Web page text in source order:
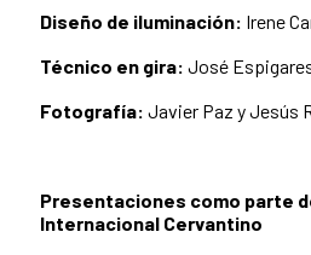
Diseño de iluminación: Irene
Técnico en gira: José
Fotografía: Javier Paz y Jesús
Presentaciones como parte
Internacional Cervantino